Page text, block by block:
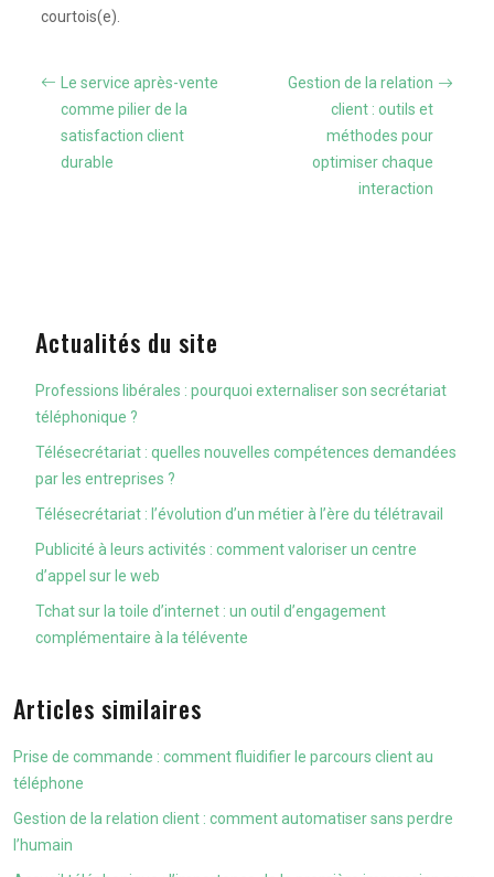
courtois(e).
Le service après-vente
comme pilier de la
satisfaction client
durable
Gestion de la relation
client : outils et
méthodes pour
optimiser chaque
interaction
Actualités du site
Professions libérales : pourquoi externaliser son secrétariat
téléphonique ?
Télésecrétariat : quelles nouvelles compétences demandées
par les entreprises ?
Télésecrétariat : l’évolution d’un métier à l’ère du télétravail
Publicité à leurs activités : comment valoriser un centre
d’appel sur le web
Tchat sur la toile d’internet : un outil d’engagement
complémentaire à la télévente
Articles similaires
Prise de commande : comment fluidifier le parcours client au
téléphone
Gestion de la relation client : comment automatiser sans perdre
l’humain